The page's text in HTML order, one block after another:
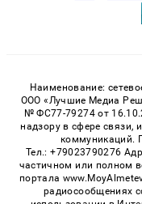
Наименование:
ООО «Лучшие Медиа
№ ФС77-79274 от
надзору в сфере связи,
коммуникаций.
Тел.: +79023790276
частичном или полном
портала
радиосообщениях